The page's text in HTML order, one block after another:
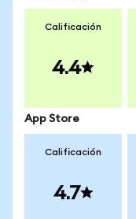
Calificación
4.4
App Store
Calificación
4.7